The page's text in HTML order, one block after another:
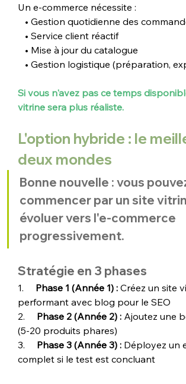
Un e-commerce nécessite :
• Gestion quotidienne des
• Service client réactif
• Mise à jour du catalogue
• Gestion logistique (préparation,
Si vous n'avez pas ce temps
vitrine sera plus réaliste.
L'option hybride : le
deux mondes
Bonne nouvelle : vous
commencer par un site
évoluer vers l'e-commerce
progressivement.
Stratégie en 3 phases
1. Phase 1 (Année 1) : Créez un site
performant avec blog pour le SEO
2. Phase 2 (Année 2) : Ajoutez une
(5-20 produits phares)
3. Phase 3 (Année 3) : Déployez un
complet si le test est concluant